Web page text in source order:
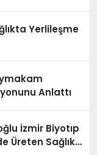
Yerlileşme
Anlattı
İzmir Biyotıp
Üreten Sağlık